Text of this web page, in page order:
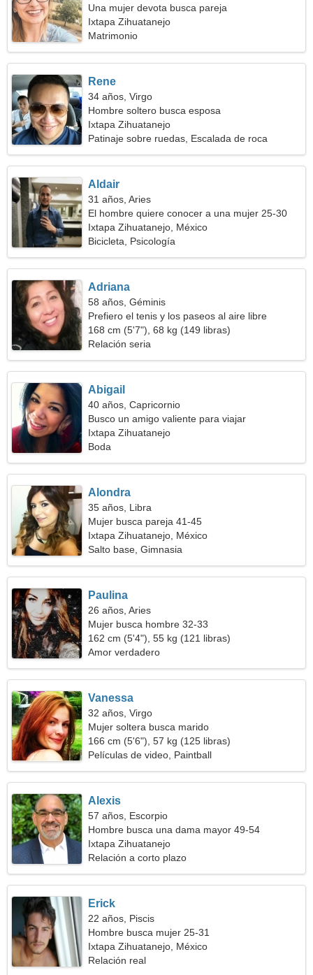
Una mujer devota busca pareja
Ixtapa Zihuatanejo
Matrimonio
Rene
34 años, Virgo
Hombre soltero busca esposa
Ixtapa Zihuatanejo
Patinaje sobre ruedas, Escalada de roca
Aldair
31 años, Aries
El hombre quiere conocer a una mujer 25-30
Ixtapa Zihuatanejo, México
Bicicleta, Psicología
Adriana
58 años, Géminis
Prefiero el tenis y los paseos al aire libre
168 cm (5'7"), 68 kg (149 libras)
Relación seria
Abigail
40 años, Capricornio
Busco un amigo valiente para viajar
Ixtapa Zihuatanejo
Boda
Alondra
35 años, Libra
Mujer busca pareja 41-45
Ixtapa Zihuatanejo, México
Salto base, Gimnasia
Paulina
26 años, Aries
Mujer busca hombre 32-33
162 cm (5'4"), 55 kg (121 libras)
Amor verdadero
Vanessa
32 años, Virgo
Mujer soltera busca marido
166 cm (5'6"), 57 kg (125 libras)
Películas de video, Paintball
Alexis
57 años, Escorpio
Hombre busca una dama mayor 49-54
Ixtapa Zihuatanejo
Relación a corto plazo
Erick
22 años, Piscis
Hombre busca mujer 25-31
Ixtapa Zihuatanejo, México
Relación real